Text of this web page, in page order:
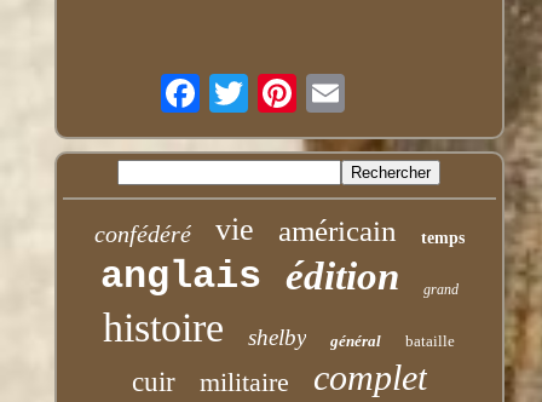
confédéré vie américain temps
anglais édition grand
histoire shelby général bataille
cuir militaire complet